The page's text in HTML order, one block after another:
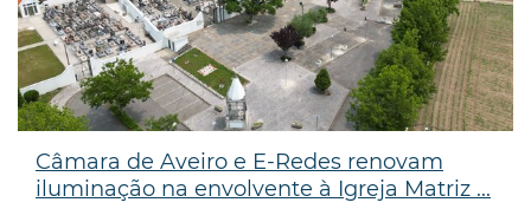
Câmara de Aveiro e E-Redes renovam
iluminação na envolvente à Igreja Matriz ...